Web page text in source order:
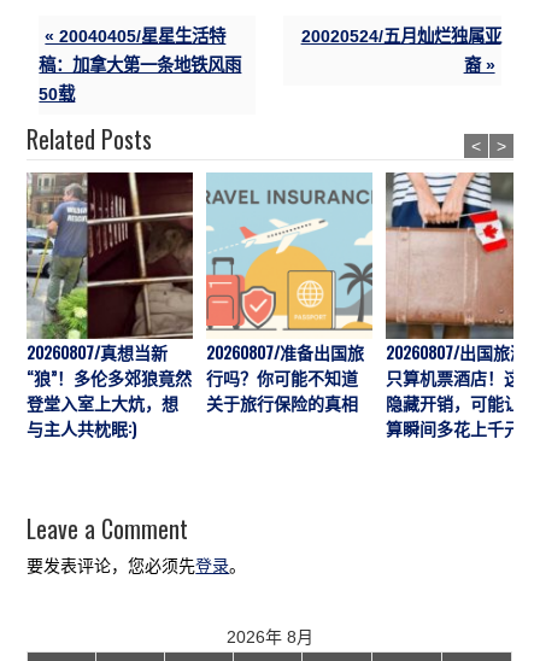
« 20040405/星星生活特
稿：加拿大第一条地铁风雨
50载
20020524/五月灿烂独属亚
裔 »
Related Posts
20260807/真想当新
“狼”！多伦多郊狼竟然
登堂入室上大炕，想
与主人共枕眠:)
20260807/准备出国旅
行吗？你可能不知道
关于旅行保险的真相
20260807/出国旅游
只算机票酒店！这7
隐藏开销，可能让预
算瞬间多花上千元
< >
Leave a Comment
要发表评论，您必须先登录。
2026年 8月